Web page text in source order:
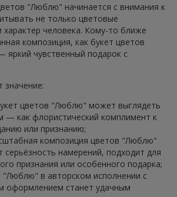
"Люблю" начинается с внимания к
не только цветовые
характер человека. Кому-то ближе
композиция, как букет цветов
чувственный подарок с
значение:
цветов "Люблю" может выглядеть
— как флористический комплимент к
или признанию;
композиция цветов "Люблю"
серьёзность намерений, подходит для
признания или особенного подарка;
"Люблю" в авторском исполнении с
оформлением станет удачным